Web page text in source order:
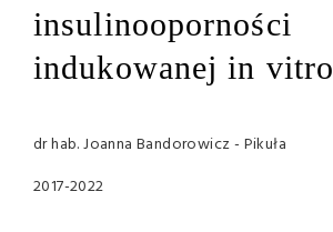
insulinooporności
indukowanej in vitro
dr hab. Joanna Bandorowicz - Pikuła
2017-2022